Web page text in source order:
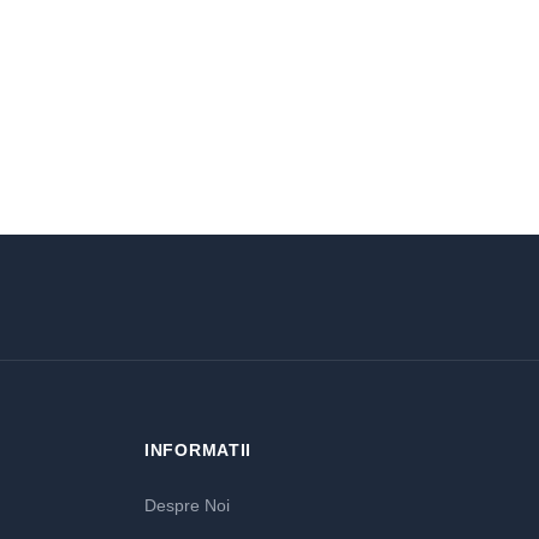
INFORMATII
Despre Noi